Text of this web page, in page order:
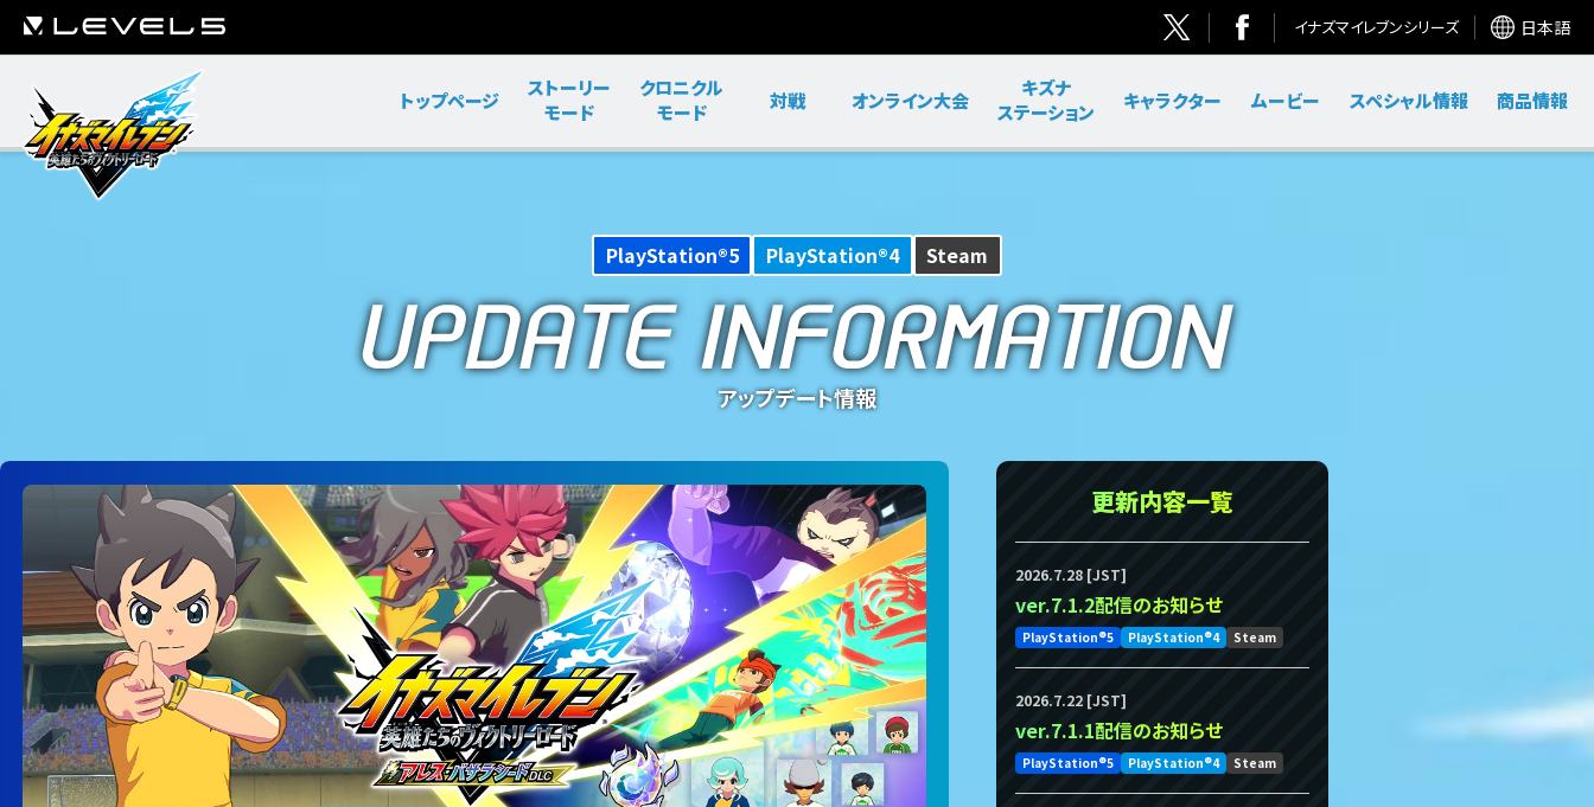
イナズマイレブンシリーズ 日本語
トップページ
ストーリー
モード
クロニクル
モード
対戦 オンライン大会
キズナ
ステーション
キャラクター ムービー スペシャル情報 商品情報
PlayStation®5 PlayStation®4 Steam
アップデート情報
更新内容一覧
2026.7.28 [JST]
ver.7.1.2配信のお知らせ
PlayStation®5 PlayStation®4 Steam
2026.7.22 [JST]
ver.7.1.1配信のお知らせ
PlayStation®5 PlayStation®4 Steam